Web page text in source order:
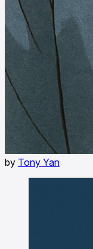
by Tony Yan